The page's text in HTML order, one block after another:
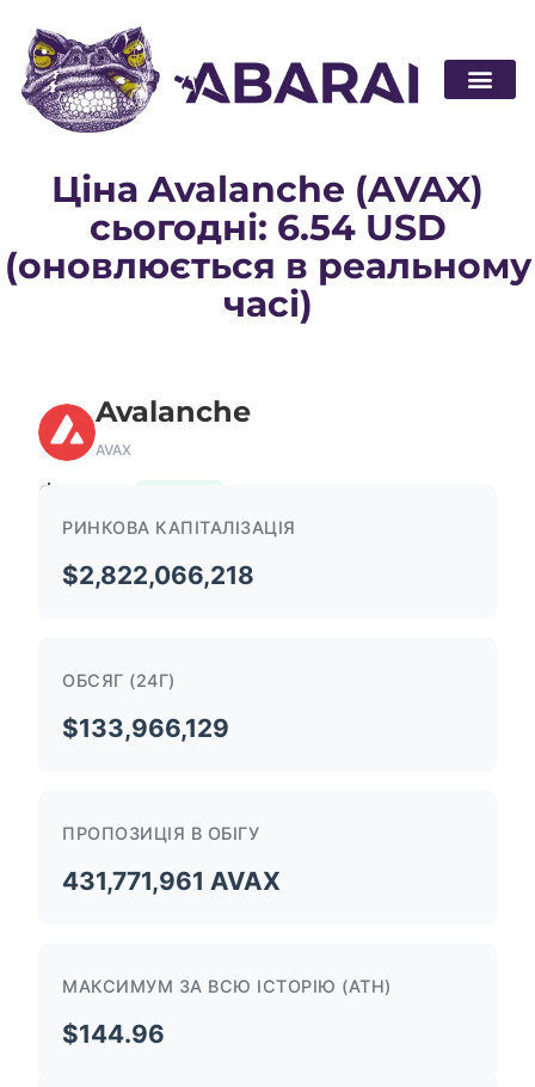
Ціна Avalanche (AVAX)
сьогодні: 6.54 USD
(оновлюється в реальному
часі)
Avalanche
AVAX
$6.54
РИНКОВА КАПІТАЛІЗАЦІЯ
$2,822,066,218
ОБСЯГ (24Г)
$133,966,129
ПРОПОЗИЦІЯ В ОБІГУ
431,771,961 AVAX
МАКСИМУМ ЗА ВСЮ ІСТОРІЮ (ATH)
$144.96